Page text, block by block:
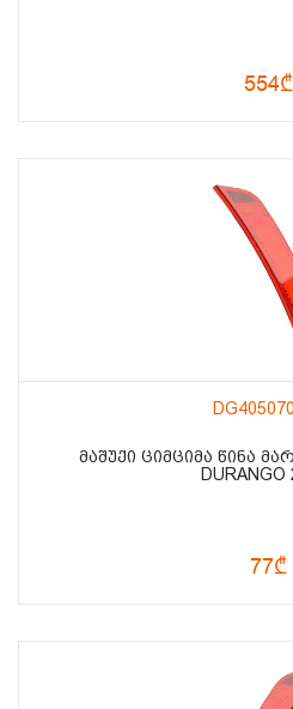
554₾
ᲛᲐᲨᲣᲥᲘ ᲪᲘᲛᲪᲘᲛᲐ ᲬᲘᲜᲐ
DURANGO
77₾